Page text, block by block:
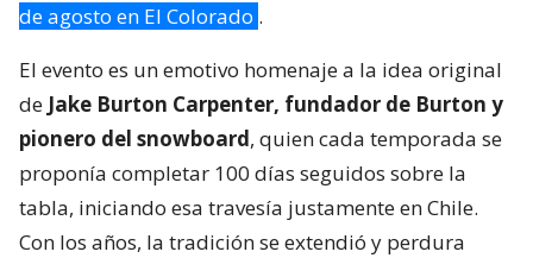
de agosto en El Colorado .
El evento es un emotivo homenaje a la idea original
de Jake Burton Carpenter, fundador de Burton y
pionero del snowboard, quien cada temporada se
proponía completar 100 días seguidos sobre la
tabla, iniciando esa travesía justamente en Chile.
Con los años, la tradición se extendió y perdura